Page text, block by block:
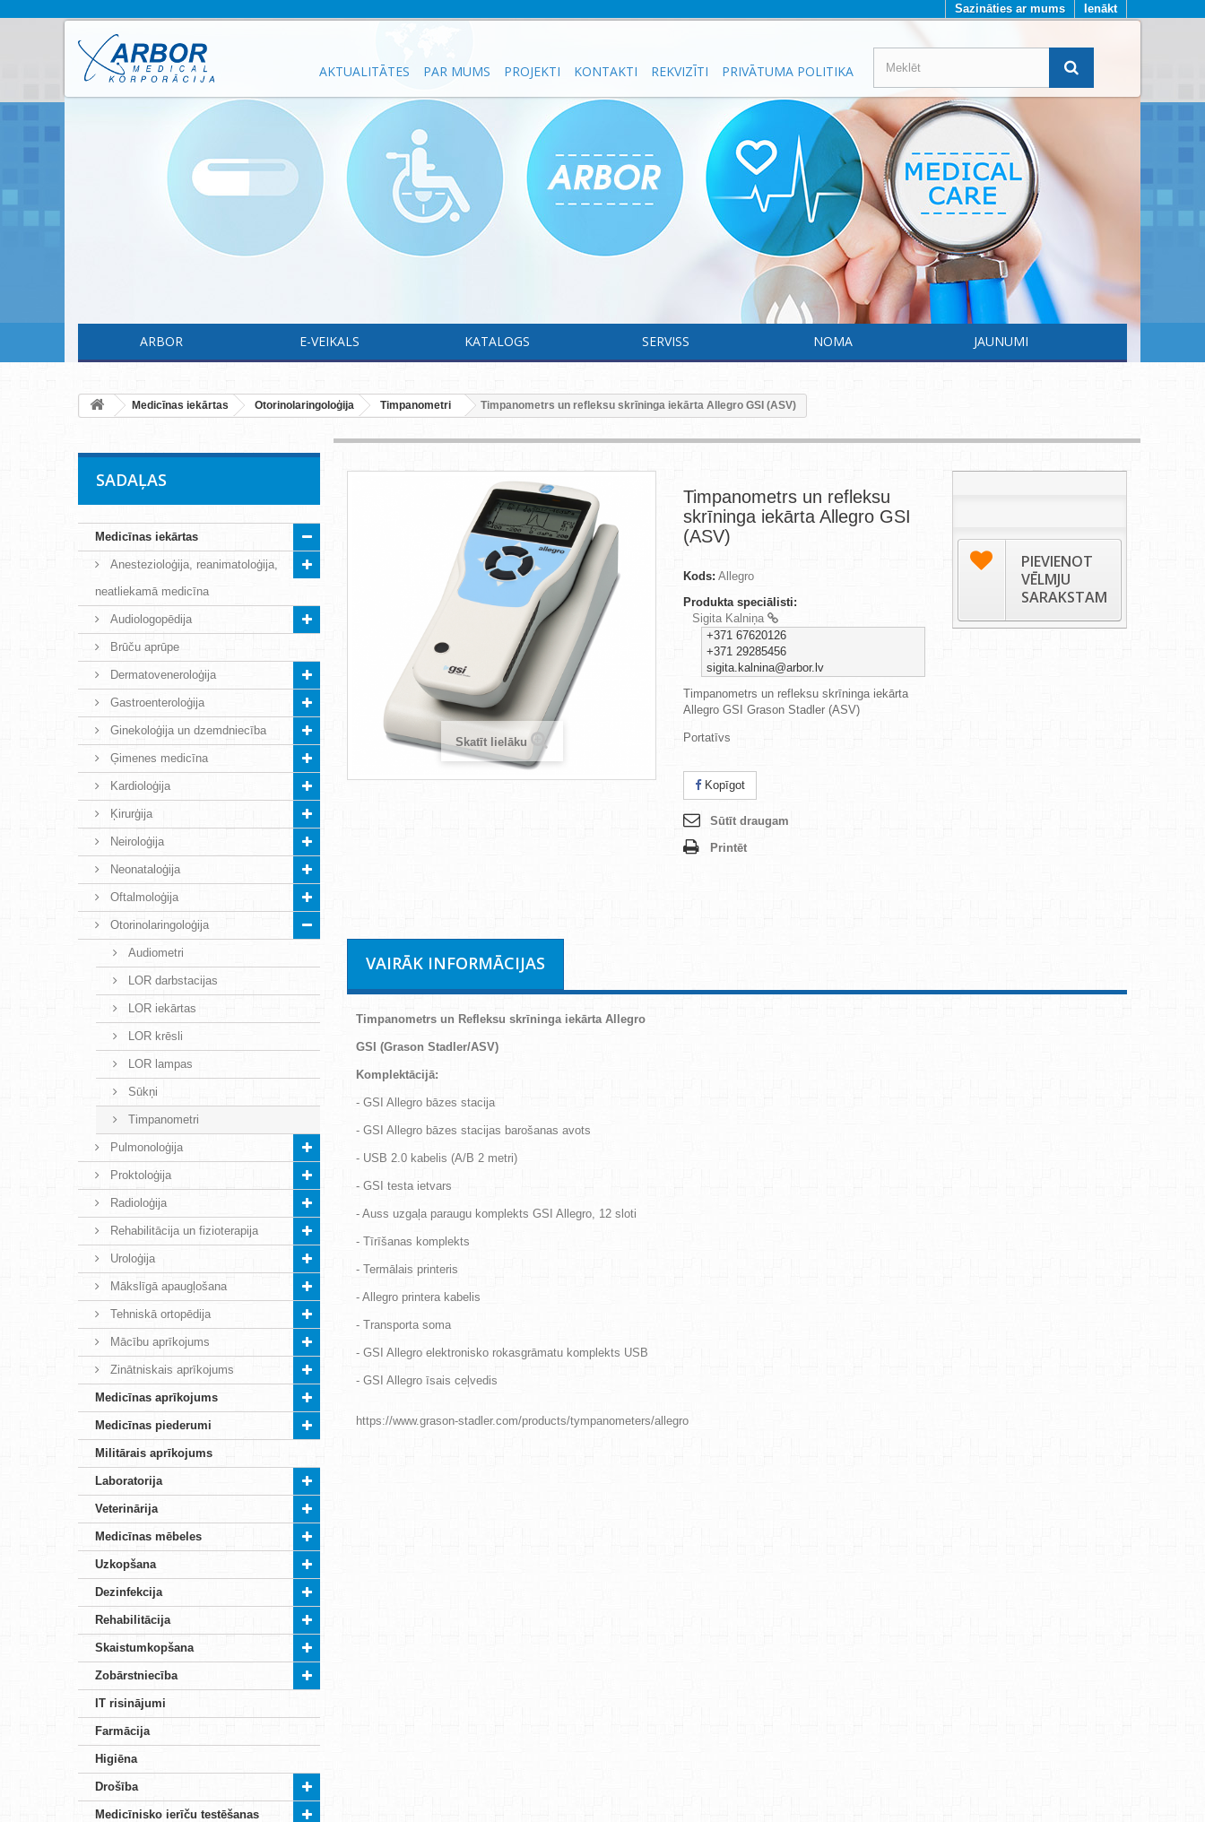
Ienākt
Sazināties ar mums
AKTUALITĀTES PAR MUMS PROJEKTI KONTAKTI REKVIZĪTI PRIVĀTUMA POLITIKA
ARBOR E-VEIKALS KATALOGS SERVISS NOMA JAUNUMI
Medicīnas iekārtas Otorinolaringoloģija Timpanometri Timpanometrs un refleksu skrīninga iekārta Allegro GSI (ASV)
SADAĻAS
Medicīnas iekārtas
Anestezioloģija, reanimatoloģija,
neatliekamā medicīna
Audiologopēdija
Brūču aprūpe
Dermatoveneroloģija
Gastroenteroloģija
Ginekoloģija un dzemdniecība
Ģimenes medicīna
Kardioloģija
Ķirurģija
Neiroloģija
Neonataloģija
Oftalmoloģija
Otorinolaringoloģija
Audiometri
LOR darbstacijas
LOR iekārtas
LOR krēsli
LOR lampas
Sūkņi
Timpanometri
Pulmonoloģija
Proktoloģija
Radioloģija
Rehabilitācija un fizioterapija
Uroloģija
Mākslīgā apaugļošana
Tehniskā ortopēdija
Mācību aprīkojums
Zinātniskais aprīkojums
Medicīnas aprīkojums
Medicīnas piederumi
Militārais aprīkojums
Laboratorija
Veterinārija
Medicīnas mēbeles
Uzkopšana
Dezinfekcija
Rehabilitācija
Skaistumkopšana
Zobārstniecība
IT risinājumi
Farmācija
Higiēna
Drošība
Medicīnisko ierīču testēšanas
Skatīt lielāku
Timpanometrs un refleksu
skrīninga iekārta Allegro GSI
(ASV)
Kods: Allegro
Produkta speciālisti:
Sigita Kalniņa
+371 67620126
+371 29285456
sigita.kalnina@arbor.lv
Timpanometrs un refleksu skrīninga iekārta
Allegro GSI Grason Stadler (ASV)
Portatīvs
Kopīgot
Sūtīt draugam
Printēt
PIEVIENOT
VĒLMJU
SARAKSTAM
VAIRĀK INFORMĀCIJAS
Timpanometrs un Refleksu skrīninga iekārta Allegro
GSI (Grason Stadler/ASV)
Komplektācijā:
- GSI Allegro bāzes stacija
- GSI Allegro bāzes stacijas barošanas avots
- USB 2.0 kabelis (A/B 2 metri)
- GSI testa ietvars
- Auss uzgaļa paraugu komplekts GSI Allegro, 12 sloti
- Tīrīšanas komplekts
- Termālais printeris
- Allegro printera kabelis
- Transporta soma
- GSI Allegro elektronisko rokasgrāmatu komplekts USB
- GSI Allegro īsais ceļvedis
https://www.grason-stadler.com/products/tympanometers/allegro